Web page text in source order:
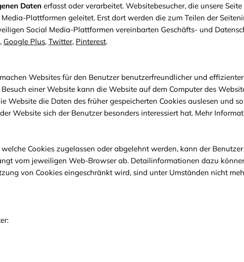
Daten erfasst oder verarbeitet. Websitebesucher, die unsere
Plattformen geleitet. Erst dort werden die zum Teilen der
Social Media-Plattformen vereinbarten Geschäfts- und
, Google Plus, Twitter, Pinterest.
Websites für den Benutzer benutzerfreundlicher und
einer Website kann die Website auf dem Computer des
Website die Daten des früher gespeicherten Cookies auslesen und
Website sich der Benutzer besonders interessiert hat. Mehr
Cookies zugelassen oder abgelehnt werden, kann der
vom jeweiligen Web-Browser ab. Detailinformationen dazu
von Cookies eingeschränkt wird, sind unter Umständen nicht